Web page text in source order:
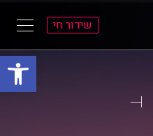
פתח
שידור חי